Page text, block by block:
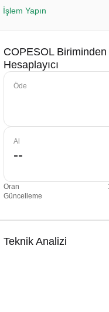
İşlem Yapın
COPESOL
Hesaplayıcı
Öde
Al
Oran
Güncelleme
Teknik Analizi